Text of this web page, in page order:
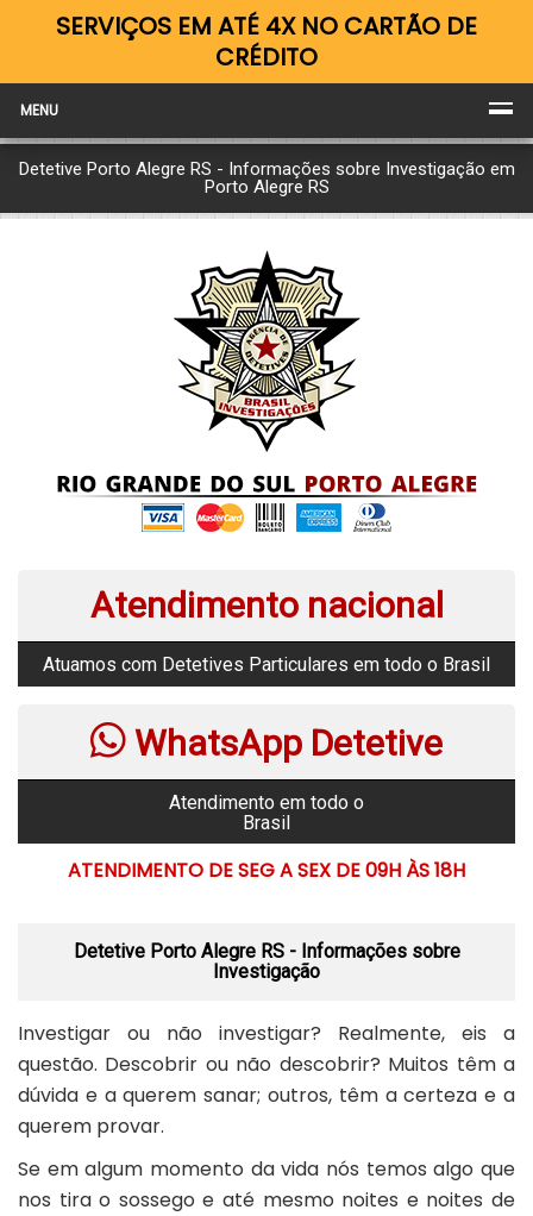
SERVIÇOS EM ATÉ 4X NO CARTÃO DE
CRÉDITO
MENU
Detetive Porto Alegre RS - Informações sobre Investigação em
Porto Alegre RS
Atendimento nacional
Atuamos com Detetives Particulares em todo o Brasil
WhatsApp Detetive
Atendimento em todo o
Brasil
ATENDIMENTO DE SEG A SEX DE 09H ÀS 18H
Detetive Porto Alegre RS - Informações sobre
Investigação
Investigar ou não investigar? Realmente, eis a
questão. Descobrir ou não descobrir? Muitos têm a
dúvida e a querem sanar; outros, têm a certeza e a
querem provar.
Se em algum momento da vida nós temos algo que
nos tira o sossego e até mesmo noites e noites de